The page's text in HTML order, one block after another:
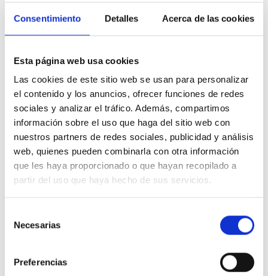
Consentimiento Detalles Acerca de las cookies
Esta página web usa cookies
Las cookies de este sitio web se usan para personalizar
el contenido y los anuncios, ofrecer funciones de redes
sociales y analizar el tráfico. Además, compartimos
información sobre el uso que haga del sitio web con
nuestros partners de redes sociales, publicidad y análisis
web, quienes pueden combinarla con otra información
que les haya proporcionado o que hayan recopilado a
partir del uso que haya hecho de sus servicios.
Necesarias
Preferencias
VALORAR
De Julián Moreno Vera
Por el control de las eléctricas por el sector privado.
Aenrique sanchez
COMPARTIR VALORAR
Sí, debe ser un servicio público y universal